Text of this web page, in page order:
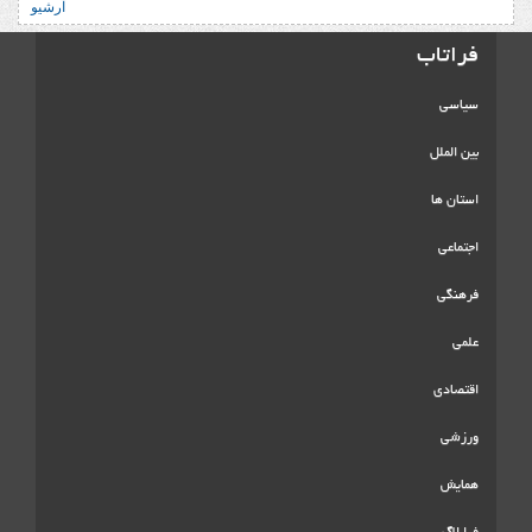
آرشیو
فراتاب
سیاسی
بین الملل
استان ها
اجتماعی
فرهنگی
علمی
اقتصادی
ورزشی
همایش